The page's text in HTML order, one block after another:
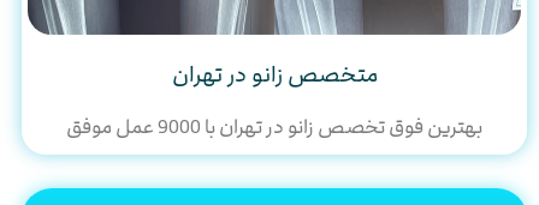
متخصص زانو در تهران
بهترین فوق تخصص زانو در تهران با 9000 عمل موفق